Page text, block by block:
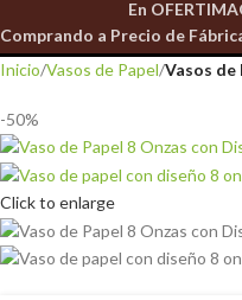
En
Comprando a Precio de
Inicio Vasos de Papel Vasos de
-50%
Click to enlarge